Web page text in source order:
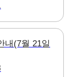
내(7월 21일